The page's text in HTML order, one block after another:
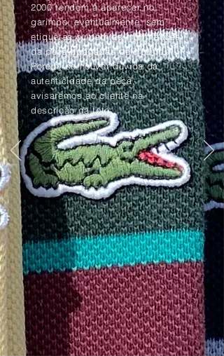
2000 tendem à aparecer no
garimpo, eventualmente, sem
etiquetas ou com as informações
da peça apagadas pelo tempo.
Porém, se houver dúvida da
autenticidade da peça,
avisaremos ao cliente na
descrição da foto.